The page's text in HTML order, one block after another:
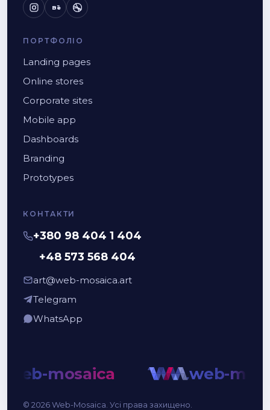
Bē
ПОРТФОЛІО
Landing pages
Online stores
Corporate sites
Mobile app
Dashboards
Branding
Prototypes
КОНТАКТИ
+380 98 404 1 404
+48 573 568 404
art@web-mosaica.art
Telegram
WhatsApp
mosaica web-mosaica
© 2026 Web-Mosaica. Усі права захищено.